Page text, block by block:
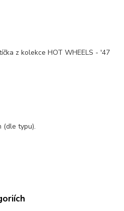
z kolekce HOT WHEELS - '47
(dle typu).